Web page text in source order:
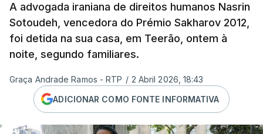
A advogada iraniana de direitos humanos Nasrin
Sotoudeh, vencedora do Prémio Sakharov 2012,
foi detida na sua casa, em Teerão, ontem à
noite, segundo familiares.
Graça Andrade Ramos - RTP / 2 Abril 2026, 18:43
ADICIONAR COMO FONTE INFORMATIVA